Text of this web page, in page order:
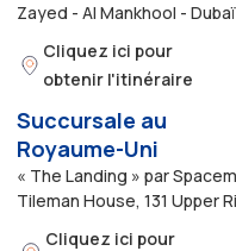
Zayed - Al Mankhool -
Cliquez ici pour
obtenir l'itinéraire
Succursale au
Royaume-Uni
« The Landing » par
Tileman House, 131 Upper
Cliquez ici pour